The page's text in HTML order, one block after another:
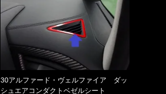
30アルファード・ヴェルファイア ダッ
シュエアコンダクトベゼルシート